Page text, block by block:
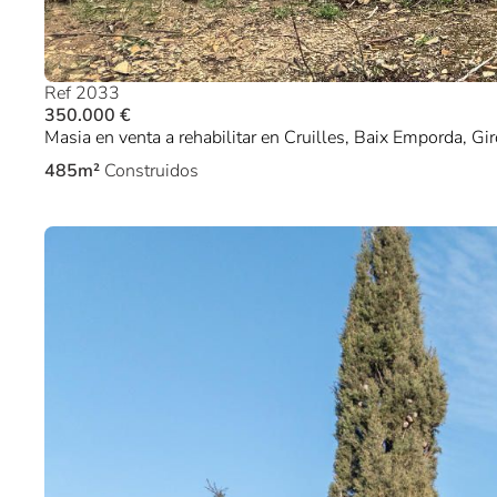
Ref 2033
350.000 €
Masia en venta a rehabilitar en Cruilles, Baix Emporda,
485m² Construidos